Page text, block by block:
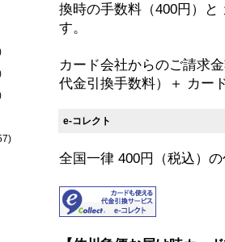
換時の手数料（400円）
す。
カード会社からのご請求
代金引換手数料）＋ カー
e-コレクト
全国一律 400円（税込）